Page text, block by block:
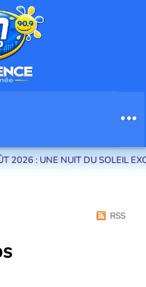
menton et des communes de
DU SOLEIL EXCEPTIONNELLE
RSS